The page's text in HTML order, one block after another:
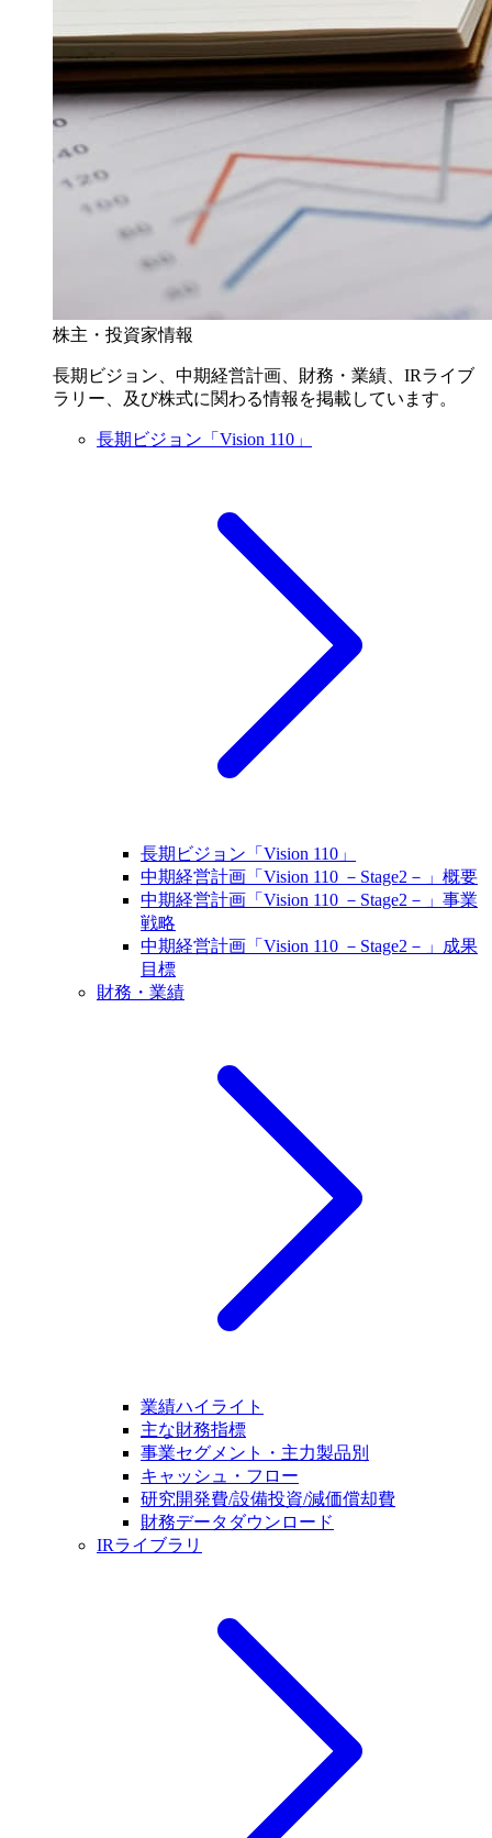
株主・投資家情報
長期ビジョン、中期経営計画、財務・業績、IRライブ
ラリー、及び株式に関わる情報を掲載しています。
長期ビジョン「Vision 110」
長期ビジョン「Vision 110」
中期経営計画「Vision 110 －Stage2－」概要
中期経営計画「Vision 110 －Stage2－」事業
戦略
中期経営計画「Vision 110 －Stage2－」成果
目標
財務・業績
業績ハイライト
主な財務指標
事業セグメント・主力製品別
キャッシュ・フロー
研究開発費/設備投資/減価償却費
財務データダウンロード
IRライブラリ